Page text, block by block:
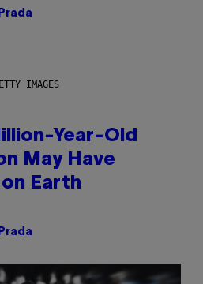
IMAGES
Year-Old
May Have
Earth